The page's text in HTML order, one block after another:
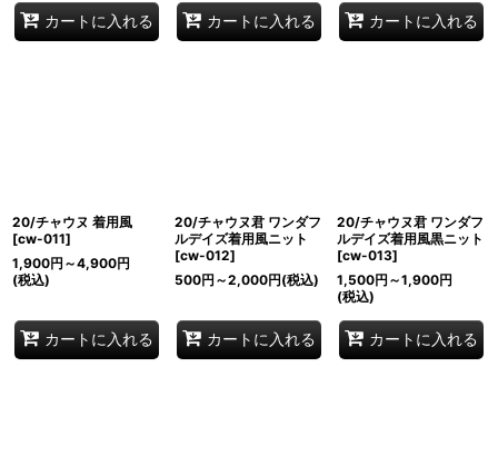
カートに入れる カートに入れる カートに入れる
20/チャウヌ 着用風
[cw-011]
1,900円 ～4,900円
(税込)
カートに入れる
20/チャウヌ君 ワンダフ
ルデイズ着用風ニット
[cw-012]
500円 ～2,000円(税込)
カートに入れる
20/チャウヌ君 ワンダフ
ルデイズ着用風黒ニット
[cw-013]
1,500円 ～1,900円
(税込)
カートに入れる